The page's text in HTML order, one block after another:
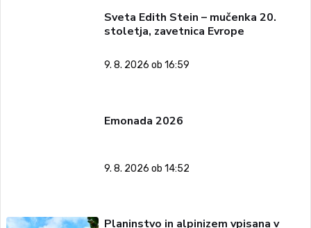
Sveta Edith Stein – mučenka 20.
stoletja, zavetnica Evrope
9. 8. 2026 ob 16:59
Emonada 2026
9. 8. 2026 ob 14:52
Planinstvo in alpinizem vpisana v